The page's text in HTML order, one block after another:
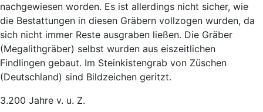
nachgewiesen worden. Es ist allerdings nicht sicher, wie
die Bestattungen in diesen Gräbern vollzogen wurden, da
sich nicht immer Reste ausgraben ließen. Die Gräber
(Megalithgräber) selbst wurden aus eiszeitlichen
Findlingen gebaut. Im Steinkistengrab von Züschen
(Deutschland) sind Bildzeichen geritzt.
3.200 Jahre v. u. Z.